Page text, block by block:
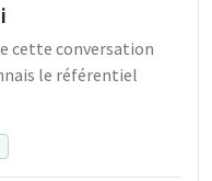
cette conversation
le référentiel